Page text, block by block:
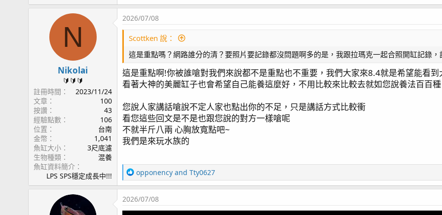
N
Nikolai
🔰🔰🔰
註冊時間
2023/11/24
文章
100
按讚
43
經驗點數
106
位置
台南
金幣
1,041
魚缸大小
3尺底濾
生物種類
混養
魚缸資料簡介
LPS SPS穩定成長中!!!
2026/07/08
Scottken 說：
這是重點嗎？網路誰分的清？要照片要記錄都沒問題啊多的是，我跟拉瑪克一起合照開缸記錄
這是重點啊!你被誰嗆對我們來說都不是重點也不重要，我們大家來8.4就是希望能看
看著大神的美麗缸子也會希望自己能養這麼好，不用比較來比較去就如您說養法百百
您說人家講話嗆說不定人家也點出你的不足，只是講話方式比較衝
看您這些回文是不是也跟您說的對方一樣嗆呢
不就半斤八兩 心胸放寬點吧~
我們是來玩水族的
R
e
a
c
t
opponency and Tty0627
2026/07/08